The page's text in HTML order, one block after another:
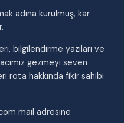
adına kurulmuş, kar
bilgilendirme yazıları ve
gezmeyi seven
rota hakkında fikir sahibi
mail adresine